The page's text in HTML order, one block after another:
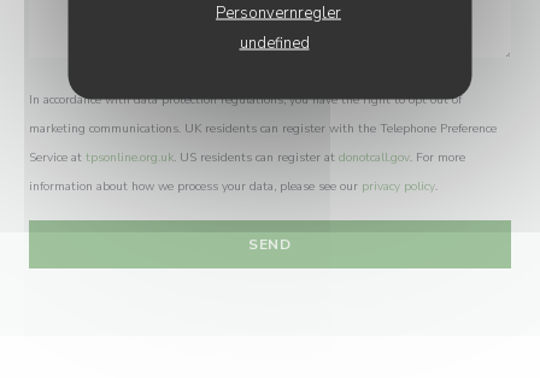
Personvernregler
undefined
In accordance with data protection regulations, you have the right to opt out of
marketing communications. UK residents can register with the Telephone Preference
Service at tpsonline.org.uk. US residents can register at donotcall.gov. For more
information about how we process your data, please see our privacy policy.